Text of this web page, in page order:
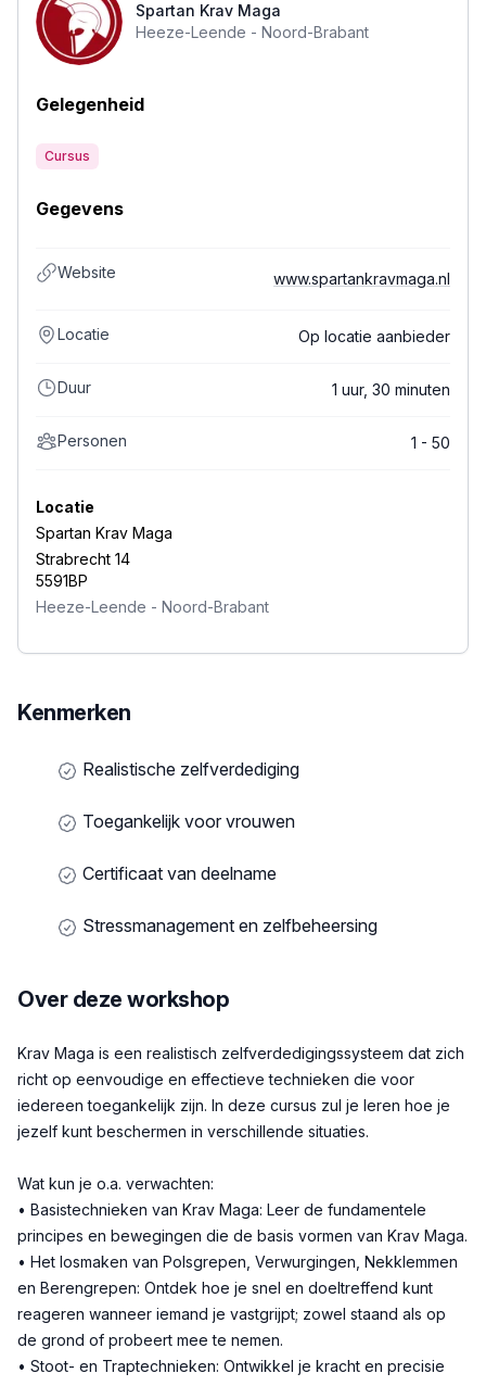
Spartan Krav Maga
Heeze-Leende - Noord-Brabant
Gelegenheid
Cursus
Gegevens
Website www.spartankravmaga.nl
Locatie Op locatie aanbieder
Duur 1 uur, 30 minuten
Personen 1 - 50
Locatie
Spartan Krav Maga
Strabrecht 14
5591BP
Heeze-Leende - Noord-Brabant
Kenmerken
Realistische zelfverdediging
Toegankelijk voor vrouwen
Certificaat van deelname
Stressmanagement en zelfbeheersing
Over deze workshop
Beschrijving
Krav Maga is een realistisch zelfverdedigingssysteem dat zich
richt op eenvoudige en effectieve technieken die voor
iedereen toegankelijk zijn. In deze cursus zul je leren hoe je
jezelf kunt beschermen in verschillende situaties.
Wat kun je o.a. verwachten:
• Basistechnieken van Krav Maga: Leer de fundamentele
principes en bewegingen die de basis vormen van Krav Maga.
• Het losmaken van Polsgrepen, Verwurgingen, Nekklemmen
en Berengrepen: Ontdek hoe je snel en doeltreffend kunt
reageren wanneer iemand je vastgrijpt; zowel staand als op
de grond of probeert mee te nemen.
• Stoot- en Traptechnieken: Ontwikkel je kracht en precisie